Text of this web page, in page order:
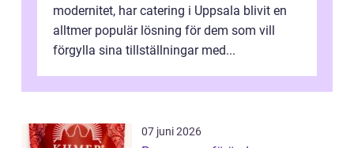
modernitet, har catering i Uppsala blivit en
alltmer populär lösning för dem som vill
förgylla sina tillställningar med...
07 juni 2026